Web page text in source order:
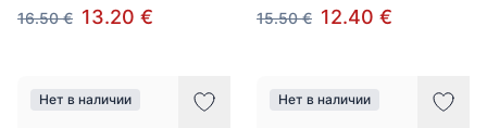
16.50 € 13.20 €
15.50 € 12.40 €
Нет в наличии Нет в наличии